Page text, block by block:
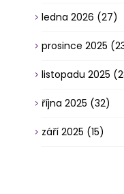
ledna 2026 (27)
prosince 2025
listopadu 2025
října 2025 (32)
září 2025 (15)